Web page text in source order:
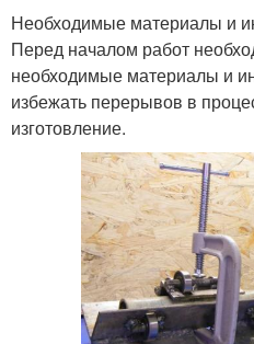
Необходимые материалы и
Перед началом работ
необходимые материалы и
избежать перерывов в
изготовление.